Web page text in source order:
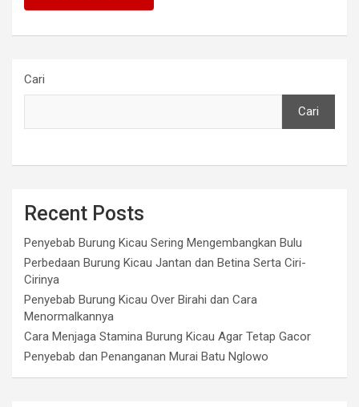
Cari
Cari
Recent Posts
Penyebab Burung Kicau Sering Mengembangkan Bulu
Perbedaan Burung Kicau Jantan dan Betina Serta Ciri-
Cirinya
Penyebab Burung Kicau Over Birahi dan Cara
Menormalkannya
Cara Menjaga Stamina Burung Kicau Agar Tetap Gacor
Penyebab dan Penanganan Murai Batu Nglowo